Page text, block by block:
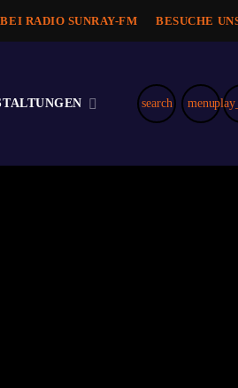
RADIO SUNRAY-FM BESUCHE
search menu